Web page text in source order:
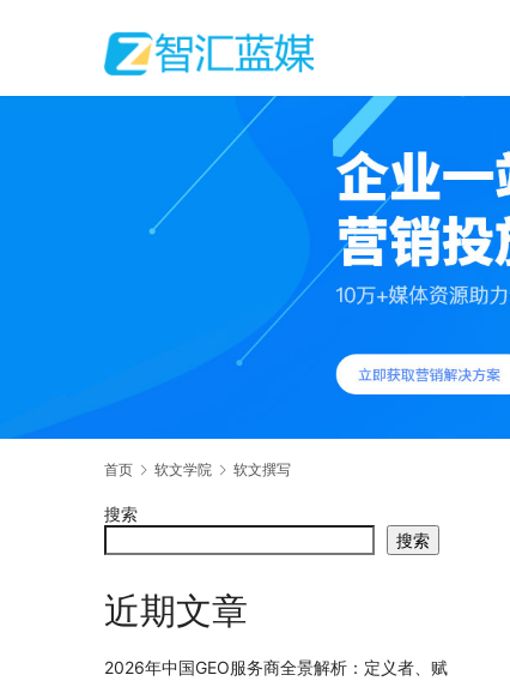
首页 软文学院 软文撰写
搜索
搜索
近期文章
2026年中国GEO服务商全景解析：定义者、赋